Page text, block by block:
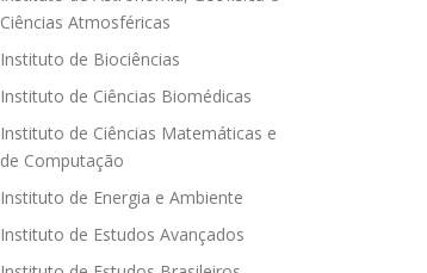
Ciências Atmosféricas
Instituto de Biociências
Instituto de Ciências Biomédicas
Instituto de Ciências Matemáticas e
de Computação
Instituto de Energia e Ambiente
Instituto de Estudos Avançados